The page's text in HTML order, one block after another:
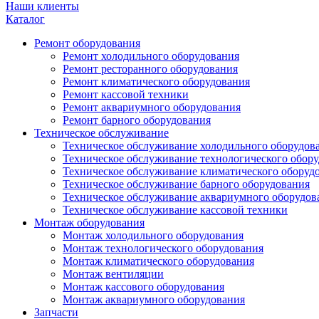
Наши клиенты
Каталог
Ремонт оборудования
Ремонт холодильного оборудования
Ремонт ресторанного оборудования
Ремонт климатического оборудования
Ремонт кассовой техники
Ремонт аквариумного оборудования
Ремонт барного оборудования
Техническое обслуживание
Техническое обслуживание холодильного
Техническое обслуживание технологического
Техническое обслуживание климатического
Техническое обслуживание барного оборудования
Техническое обслуживание аквариумного
Техническое обслуживание кассовой техники
Монтаж оборудования
Монтаж холодильного оборудования
Монтаж технологического оборудования
Монтаж климатического оборудования
Монтаж вентиляции
Монтаж кассового оборудования
Монтаж аквариумного оборудования
Запчасти